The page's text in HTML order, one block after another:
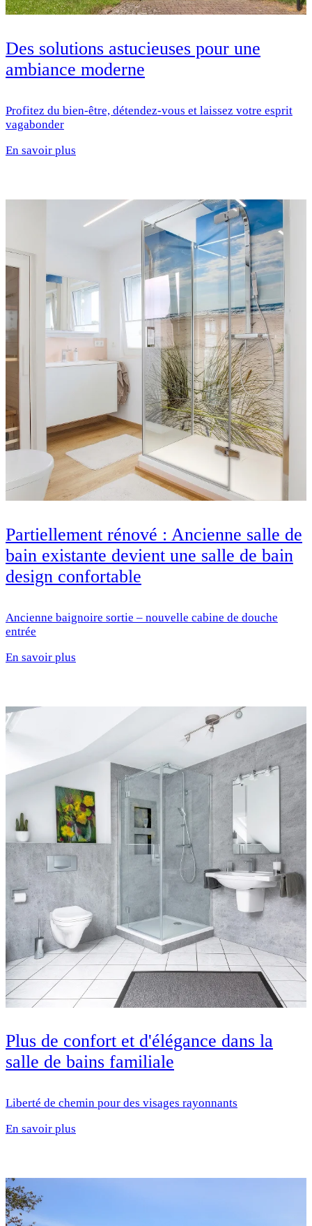
Des solutions astucieuses pour une
ambiance moderne
Profitez du bien-être, détendez-vous et laissez votre esprit
vagabonder
En savoir plus
Partiellement rénové : Ancienne salle de
bain existante devient une salle de bain
design confortable
Ancienne baignoire sortie – nouvelle cabine de douche
entrée
En savoir plus
Plus de confort et d'élégance dans la
salle de bains familiale
Liberté de chemin pour des visages rayonnants
En savoir plus